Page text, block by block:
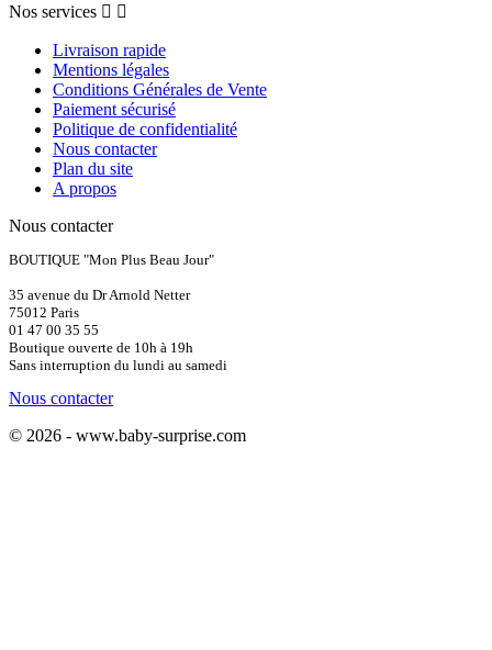
Nos services  
Livraison rapide
Mentions légales
Conditions Générales de Vente
Paiement sécurisé
Politique de confidentialité
Nous contacter
Plan du site
A propos
Nous contacter
BOUTIQUE "Mon Plus Beau Jour"
35 avenue du Dr Arnold Netter
75012 Paris
01 47 00 35 55
Boutique ouverte de 10h à 19h
Sans interruption du lundi au samedi
Nous contacter
© 2026 - www.baby-surprise.com